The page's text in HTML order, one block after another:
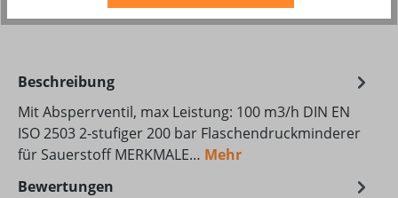
Produktnummer:8002565
Beschreibung
Mit Absperrventil, max Leistung: 100 m3/h DIN EN
ISO 2503 2-stufiger 200 bar Flaschendruckminderer
für Sauerstoff MERKMALE… Mehr
Bewertungen